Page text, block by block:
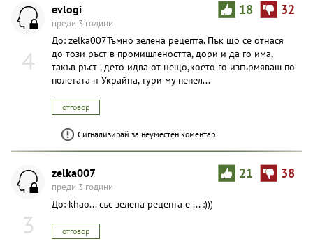
4
18 32
evlogi
преди 3 години
До: zelka007Тъмно зелена рецепта. Пък що се отнася
до този ръст в промишлеността, дори и да го има,
такъв ръст , дето идва от нещо,което го изгърмяваш по
полетата н Украйна, тури му пепел...
отговор
Сигнализирай за неуместен коментар
3
21 38
zelka007
преди 3 години
До: khao... със зелена рецепта е ... :)))
отговор